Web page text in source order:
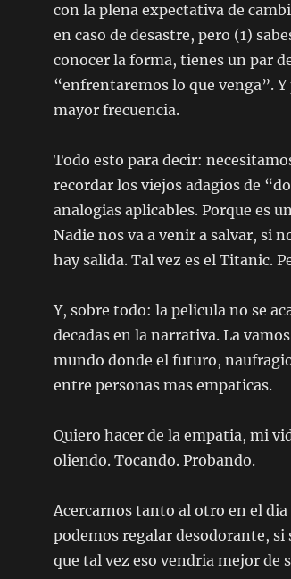
con la plena expectativa de
en caso de desastre, pero (1)
conocer la forma, tienes un par
“enfrentaremos lo que venga”.
mayor frecuencia.
Todo esto para decir:
recordar los viejos adagios de
analogias aplicables. Porque es
Nadie nos va a venir a salvar, si
hay salida. Tal vez es el Titanic.
Y, sobre todo: la pelicula no se
decadas en la narrativa. La
mundo donde el futuro,
entre personas mas empaticas.
Quiero hacer de la empatia, mi
oliendo. Tocando. Probando.
Acercarnos tanto al otro en el
podemos regalar desodorante, si
que tal vez eso vendria mejor de